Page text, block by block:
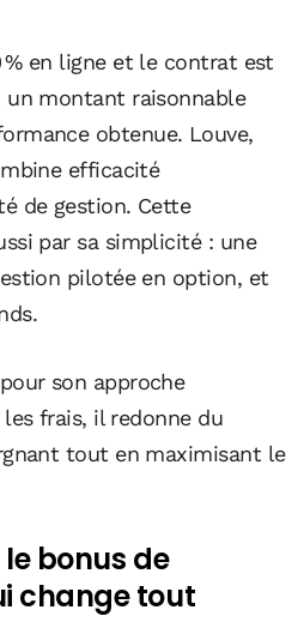
% en ligne et le contrat est
un montant raisonnable
obtenue. Louve,
efficacité
de gestion. Cette
par sa simplicité : une
pilotée en option, et
son approche
frais, il redonne du
tout en maximisant le
bonus de
change tout